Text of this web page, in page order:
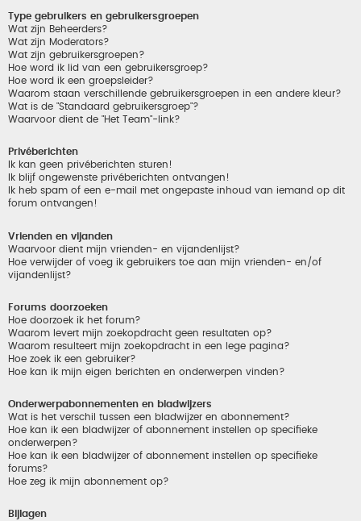
Type gebruikers en gebruikersgroepen
Wat zijn Beheerders?
Wat zijn Moderators?
Wat zijn gebruikersgroepen?
Hoe word ik lid van een gebruikersgroep?
Hoe word ik een groepsleider?
Waarom staan verschillende gebruikersgroepen in een andere kleur?
Wat is de "Standaard gebruikersgroep"?
Waarvoor dient de "Het Team"-link?
Privéberichten
Ik kan geen privéberichten sturen!
Ik blijf ongewenste privéberichten ontvangen!
Ik heb spam of een e-mail met ongepaste inhoud van iemand op dit
forum ontvangen!
Vrienden en vijanden
Waarvoor dient mijn vrienden- en vijandenlijst?
Hoe verwijder of voeg ik gebruikers toe aan mijn vrienden- en/of
vijandenlijst?
Forums doorzoeken
Hoe doorzoek ik het forum?
Waarom levert mijn zoekopdracht geen resultaten op?
Waarom resulteert mijn zoekopdracht in een lege pagina?
Hoe zoek ik een gebruiker?
Hoe kan ik mijn eigen berichten en onderwerpen vinden?
Onderwerpabonnementen en bladwijzers
Wat is het verschil tussen een bladwijzer en abonnement?
Hoe kan ik een bladwijzer of abonnement instellen op specifieke
onderwerpen?
Hoe kan ik een bladwijzer of abonnement instellen op specifieke
forums?
Hoe zeg ik mijn abonnement op?
Bijlagen